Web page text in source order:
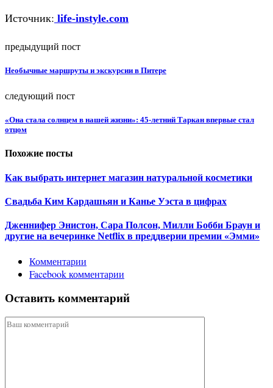
Источник: life-instyle.com
предыдущий пост
Необычные маршруты и экскурсии в Питере
следующий пост
«Она стала солнцем в нашей жизни»: 45-летний Таркан впервые стал
отцом
Похожие посты
Как выбрать интернет магазин натуральной косметики
Свадьба Ким Кардашьян и Канье Уэста в цифрах
Дженнифер Энистон, Сара Полсон, Милли Бобби Браун и
другие на вечеринке Netflix в преддверии премии «Эмми»
Комментарии
Facebook комментарии
Оставить комментарий